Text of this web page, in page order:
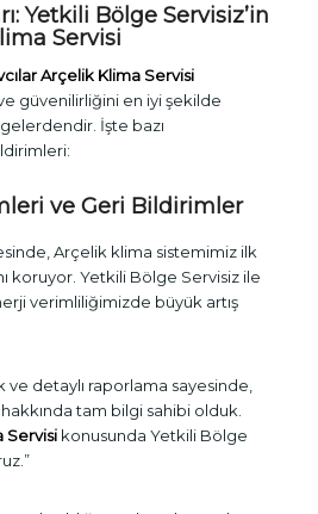
Yetkili Bölge Servisiz’in
Servisi
Arçelik Klima Servisi
güvenilirliğini en iyi şekilde
İşte bazı
ve Geri Bildirimler
Arçelik klima sistemimiz ilk
koruyor. Yetkili Bölge Servisiz ile
verimliliğimizde büyük artış
detaylı raporlama sayesinde,
hakkında tam bilgi sahibi olduk.
Servisikonusunda Yetkili Bölge